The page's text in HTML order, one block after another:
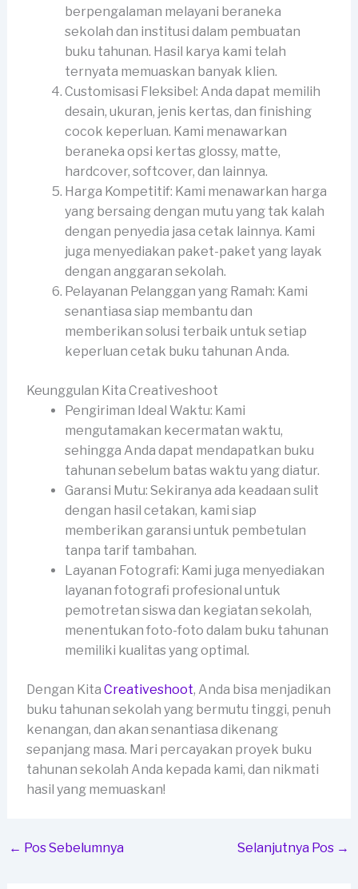
berpengalaman melayani beraneka
sekolah dan institusi dalam pembuatan
buku tahunan. Hasil karya kami telah
ternyata memuaskan banyak klien.
Customisasi Fleksibel: Anda dapat memilih
desain, ukuran, jenis kertas, dan finishing
cocok keperluan. Kami menawarkan
beraneka opsi kertas glossy, matte,
hardcover, softcover, dan lainnya.
Harga Kompetitif: Kami menawarkan harga
yang bersaing dengan mutu yang tak kalah
dengan penyedia jasa cetak lainnya. Kami
juga menyediakan paket-paket yang layak
dengan anggaran sekolah.
Pelayanan Pelanggan yang Ramah: Kami
senantiasa siap membantu dan
memberikan solusi terbaik untuk setiap
keperluan cetak buku tahunan Anda.
Keunggulan Kita Creativeshoot
Pengiriman Ideal Waktu: Kami
mengutamakan kecermatan waktu,
sehingga Anda dapat mendapatkan buku
tahunan sebelum batas waktu yang diatur.
Garansi Mutu: Sekiranya ada keadaan sulit
dengan hasil cetakan, kami siap
memberikan garansi untuk pembetulan
tanpa tarif tambahan.
Layanan Fotografi: Kami juga menyediakan
layanan fotografi profesional untuk
pemotretan siswa dan kegiatan sekolah,
menentukan foto-foto dalam buku tahunan
memiliki kualitas yang optimal.
Dengan Kita Creativeshoot, Anda bisa menjadikan
buku tahunan sekolah yang bermutu tinggi, penuh
kenangan, dan akan senantiasa dikenang
sepanjang masa. Mari percayakan proyek buku
tahunan sekolah Anda kepada kami, dan nikmati
hasil yang memuaskan!
← Pos Sebelumnya Selanjutnya Pos →